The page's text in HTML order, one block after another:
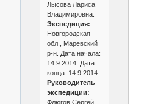
Лысова Лариса
Владимировна.
Экспедиция:
Новгородская
обл., Маревский
р-н. Дата начала:
14.9.2014. Дата
конца: 14.9.2014.
Руководитель
экспедиции:
Флюгов Сергей